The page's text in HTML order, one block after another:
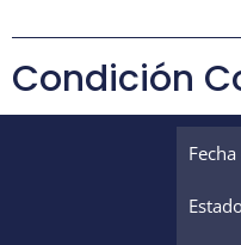
Condición